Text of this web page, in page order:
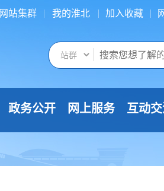
网站集群 我的淮北 加入收藏
政务公开 网上服务 互动